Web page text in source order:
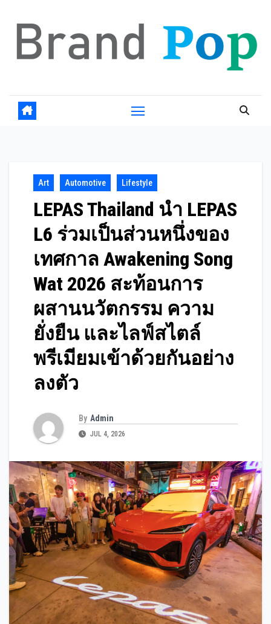
content
Art Automotive Lifestyle
LEPAS Thailand นำ LEPAS
L6 ร่วมเป็นส่วนหนึ่งของ
เทศกาล Awakening Song
Wat 2026 สะท้อนการ
ผสานนวัตกรรม ความ
ยั่งยืน และไลฟ์สไตล์
พรีเมียมเข้าด้วยกันอย่าง
ลงตัว
By Admin
JUL 4, 2026